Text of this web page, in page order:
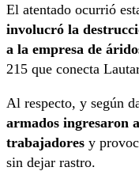
El atentado ocurrió
involucró la
a la empresa de
215 que conecta
Al respecto, y según
armados ingresaron
trabajadores y
sin dejar rastro.